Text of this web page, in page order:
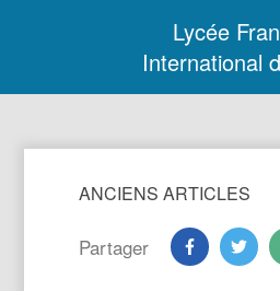
Lycée
International
ANCIENS ARTICLES
Partager